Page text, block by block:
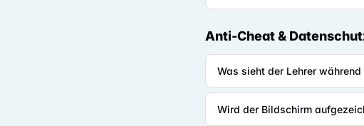
Anti-Cheat &
Was sieht der Lehrer während
Wird der Bildschirm